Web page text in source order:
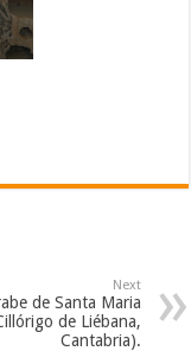
Next
de Santa Maria
de Liébana,
Cantabria).